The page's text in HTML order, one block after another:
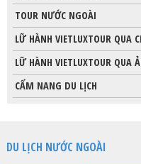
TOUR NƯỚC NGOÀI
LỮ HÀNH VIETLUXTOUR QUA
LỮ HÀNH VIETLUXTOUR QUA
CẨM NANG DU LỊCH
DU LỊCH NƯỚC NGOÀI